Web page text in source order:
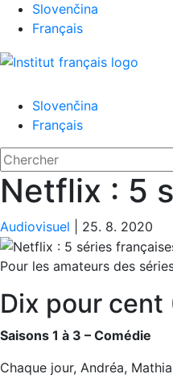
Slovenčina
Français
Slovenčina
Français
'.__('Search').'
Fermer
Rechercher:
Netflix : 5
Audiovisuel 25. 8. 2020
Pour les amateurs des
Dix pour cent
Saisons 1 à 3 – Comédie
Chaque jour, Andréa,